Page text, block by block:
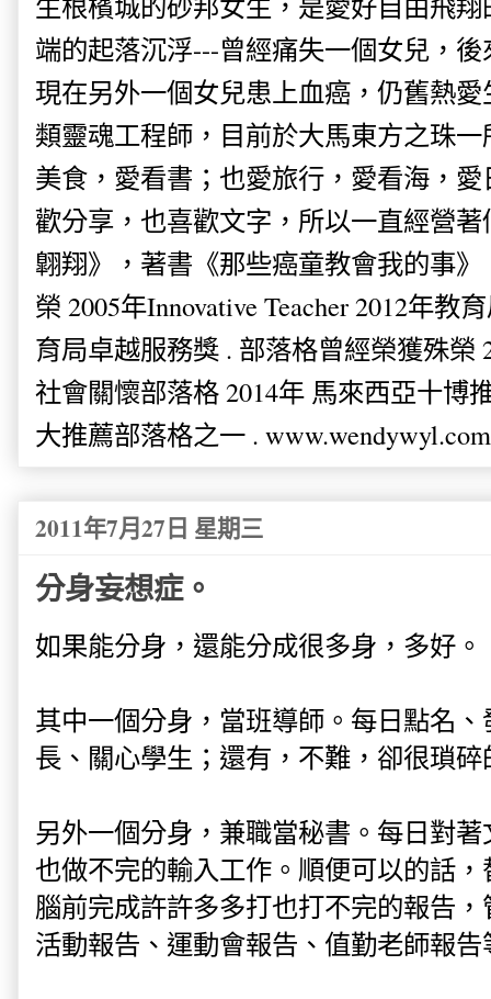
端的起落沉浮---曾經痛失一個女兒，
現在另外一個女兒患上血癌，仍舊熱
類靈魂工程師，目前於大馬東方之珠
美食，愛看書；也愛旅行，愛看海，
歡分享，也喜歡文字，所以一直經營
翺翔》，著書《那些癌童教會我的事
榮 2005年Innovative Teacher 2012年教
育局卓越服務獎 . 部落格曾經榮獲殊榮
社會關懷部落格 2014年 馬來西亞十博
大推薦部落格之一 . www.wendywyl.com
2011年7月27日 星期三
分身妄想症。
如果能分身，還能分成很多身，多好。
其中一個分身，當班導師。每日點名
長、關心學生；還有，不難，卻很瑣
另外一個分身，兼職當秘書。每日對
也做不完的輸入工作。順便可以的話
腦前完成許許多多打也打不完的報告
活動報告、運動會報告、值勤老師報